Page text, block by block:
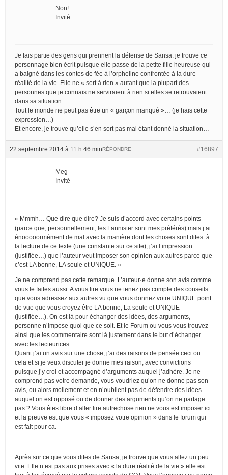
Non!
Invité
Je fais partie des gens qui prennent la défense de Sansa: je trouve ce
personnage bien écrit puisque elle passe de la petite fille heureuse qui
a baigné dans les contes de fée à l’orpheline confrontée à la dure
réalité de la vie. Elle ne « sert à rien » autant que la plupart des
personnes que je connais ne serviraient à rien si elles se retrouvaient
dans sa situation.
Tout le monde ne peut pas être un « garçon manqué »… (je hais cette
expression…)
Et encore, je trouve qu’elle s’en sort pas mal étant donné la situation…
22 septembre 2014 à 11 h 46 min #16897
RÉPONDRE
Meg
Invité
« Mmmh… Que dire que dire? Je suis d’accord avec certains points
(parce que, personnellement, les Lannister sont mes préférés) mais j’ai
énooooormément de mal avec la manière dont les choses sont dites: à
la lecture de ce texte (une constante sur ce site), j’ai l’impression
(justifiée…) que l’auteur veut imposer son opinion aux autres parce que
c’est LA bonne, LA seule et UNIQUE. »
Je ne comprend pas cette remarque. L’auteur·e donne son avis comme
vous le faites aussi. A vous lire vous ne tenez pas compte des conseils
que vous adressez aux autres vu que vous donnez votre UNIQUE point
de vue que vous croyez être LA bonne, La seule et UNIQUE
(justifiée…). On est là pour échanger des idées, des arguments,
personne n’impose quoi que ce soit. Et le Forum ou vous vous trouvez
ainsi que les commentaire sont là justement dans le but d’échanger
avec les lecteurices.
Quant j’ai un avis sur une chose, j’ai des raisons de pensée ceci ou
cela et si je veux discuter je donne mes raison, avec convictions
puisque j’y croi et accompagné d’arguments auquel j’adhère. Je ne
comprend pas votre demande, vous voudriez qu’on ne donne pas son
avis, ou alors mollement et en n’oublient pas de défendre des idées
auquel on est opposé ou de donner des arguments qu’on ne partage
pas ? Vous êtes libre d’aller lire autrechose rien ne vous est imposer ici
et la preuve est que vous « imposez votre opinion » dans le forum qui
est fait pour ca.
————–
Après sur ce que vous dites de Sansa, je trouve que vous allez un peu
vite. Elle n’est pas aux prises avec « la dure réalité de la vie » elle est